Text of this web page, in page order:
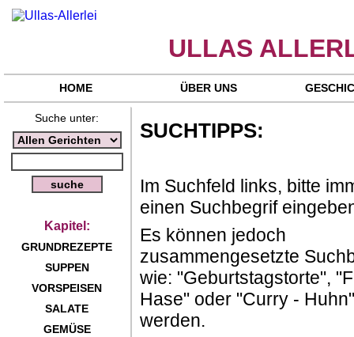
ULLAS
HOME ÜBER UNS
Suche unter:
Kapitel:
GRUNDREZEPTE
SUPPEN
VORSPEISEN
SALATE
GEMÜSE
SUCHTIPPS:
Im Suchfeld links, bitte
einen Suchbegrif
Es können jedoch
zusammengesetzte
wie: "Geburtstagstorte",
Hase" oder "Curry -
werden.